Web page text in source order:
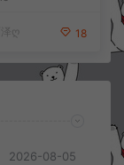
程
ღ 18
2026-08-05